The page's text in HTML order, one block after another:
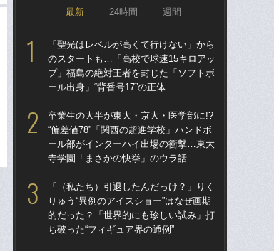
最新 24時間 週間
「聖光はレベルが高くて行けない」から
のスタートも…「高校で球速15キロアッ
プ」福島の絶対王者を封じた「ソフトボ
ール出身」“背番号17”の正体
卒業生の大半が東大・京大・医学部に!?
“偏差値78”「関西の超進学校」ハンドボ
ール部がインターハイ出場の衝撃…東大
寺学園「まさかの快挙」のウラ話
「（私たち）引退したんだっけ？」りく
りゅう“異例のアイスショー”はなぜ画期
的だった？「世界的にも珍しい試み」打
ち破った“フィギュア界の通例”